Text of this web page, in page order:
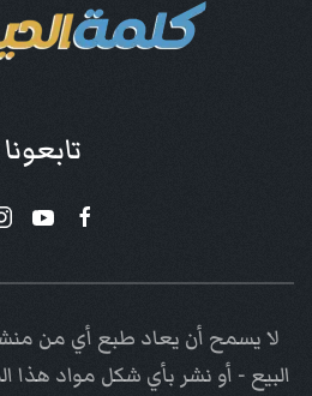
تابعونا
لا يسمح أن يعاد طبع أي من
البيع - أو نشر بأي شكل مواد هذا